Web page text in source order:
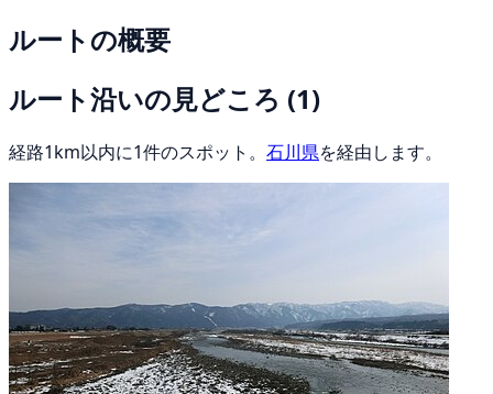
ルートの概要
ルート沿いの見どころ (1)
経路1km以内に1件のスポット。 石川県を経由します。